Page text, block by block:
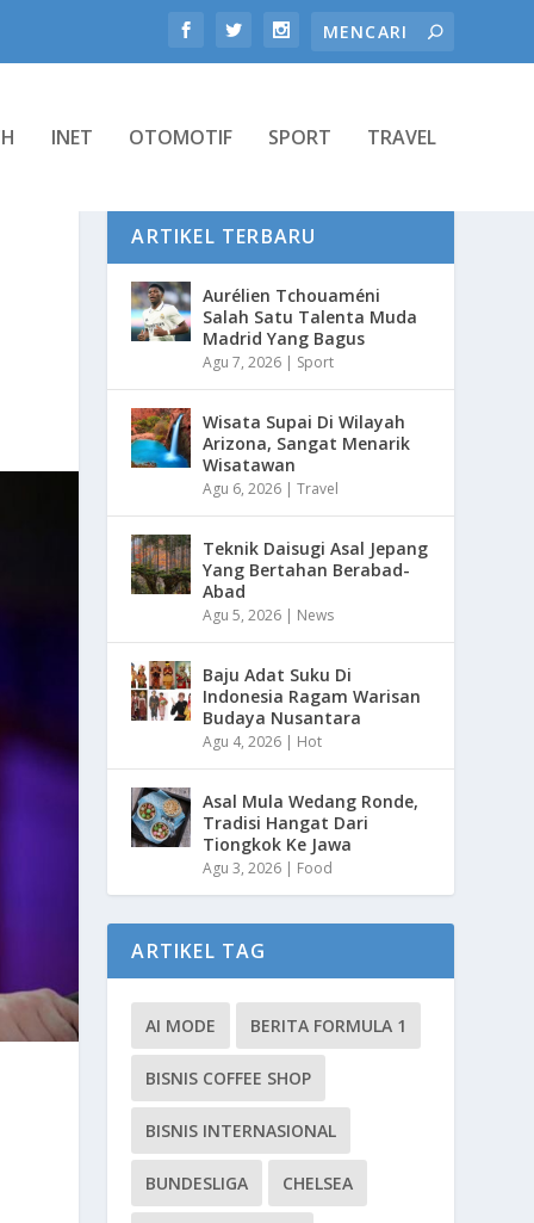
INET OTOMOTIF SPORT TRAVEL
ARTIKEL TERBARU
Aurélien Tchouaméni
Salah Satu Talenta Muda
Madrid Yang Bagus
Agu 7, 2026 | Sport
Wisata Supai Di Wilayah
Arizona, Sangat Menarik
Wisatawan
Agu 6, 2026 |Travel
Teknik Daisugi Asal Jepang
Yang Bertahan Berabad-
Abad
Agu 5, 2026 | News
Baju Adat Suku Di
Indonesia Ragam Warisan
Budaya Nusantara
Agu 4, 2026 | Hot
Asal Mula Wedang Ronde,
Tradisi Hangat Dari
Tiongkok Ke Jawa
Agu 3, 2026 | Food
ARTIKEL TAG
AI MODE BERITA FORMULA 1
BISNIS COFFEE SHOP
BISNIS INTERNASIONAL
BUNDESLIGA CHELSEA